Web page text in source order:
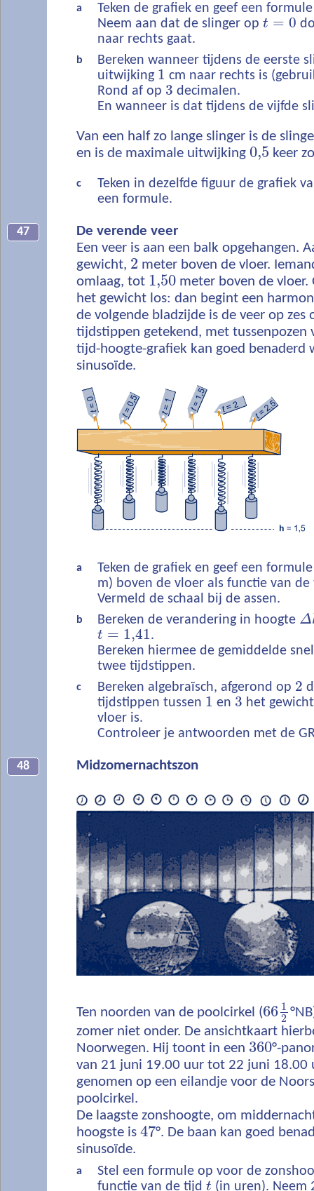
a
Teken de grafiek en geef een
Neem aan dat de slinger op t = 0
naar rechts gaat.
b
Bereken wanneer tijdens de eerste
uitwijking 1 cm naar rechts is
Rond af op 3 decimalen.
En wanneer is dat tijdens de vijfde
Van een half zo lange slinger is de
en is de maximale uitwijking 0,5 keer
c
Teken in dezelfde figuur de grafiek
een formule.
47
De verende veer
Een veer is aan een balk opgehangen.
gewicht, 2 meter boven de vloer.
omlaag, tot 1,50 meter boven de
het gewicht los: dan begint een
de volgende bladzijde is de veer op zes
tijdstippen getekend, met tussenpozen
tijd-hoogte-grafiek kan goed benaderd
sinusoïde.
a
Teken de grafiek en geef een
m) boven de vloer als functie van
Vermeld de schaal bij de assen.
b Bereken de verandering in hoogte Δ
t = 1,41.
Bereken hiermee de gemiddelde
twee tijdstippen.
c Bereken algebraïsch, afgerond op 2
tijdstippen tussen 1 en 3 het
vloer is.
Controleer je antwoorden met de
48 Midzomernachtszon
Ten noorden van de poolcirkel (66 1
2
zomer niet onder. De ansichtkaart
Noorwegen. Hij toont in een 360°-
van 21 juni 19.00 uur tot 22 juni 18.00
genomen op een eilandje voor de
poolcirkel.
De laagste zonshoogte, om
hoogste is 47°. De baan kan goed
sinusoïde.
a
Stel een formule op voor de
functie van de tijd t (in uren). Neem